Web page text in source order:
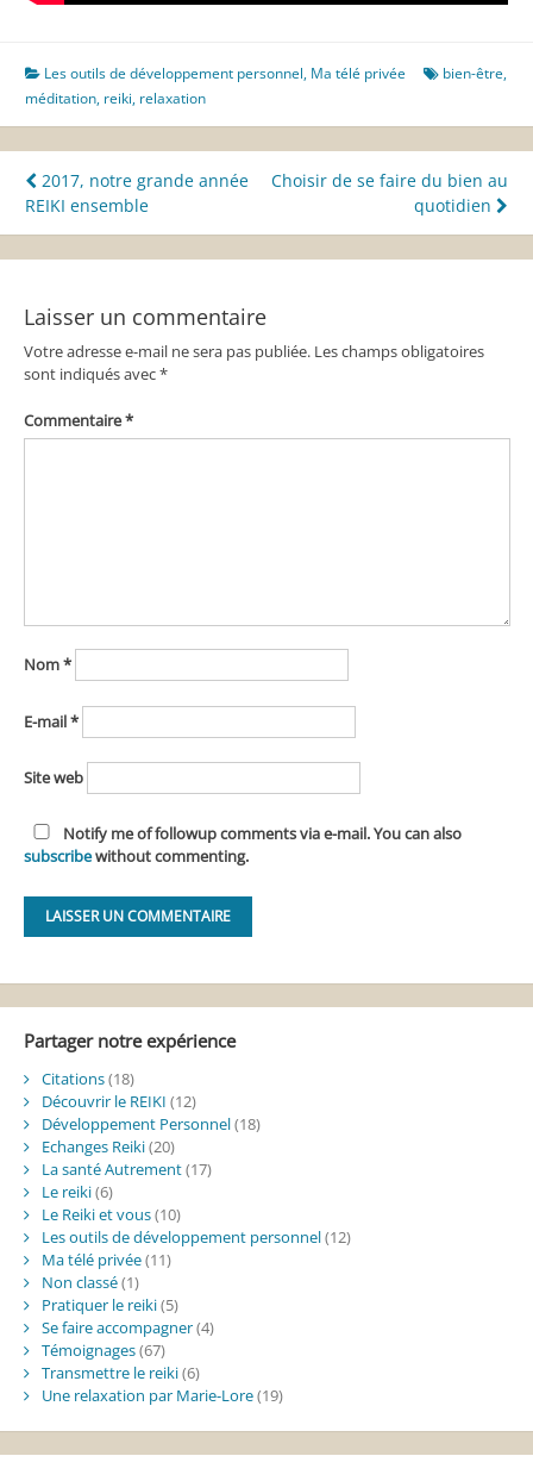
Les outils de développement personnel, Ma télé privée bien-être,
méditation, reiki, relaxation
Navigation
de
l’article
2017, notre grande année
REIKI ensemble
Choisir de se faire du bien au
quotidien
Laisser un commentaire
Votre adresse e-mail ne sera pas publiée. Les champs obligatoires
sont indiqués avec*
Commentaire*
Nom*
E-mail*
Site web
Notify me of followup comments via e-mail. You can also
subscribewithout commenting.
Partager notre expérience
Citations(18)
Découvrir le REIKI (12)
Développement Personnel(18)
Echanges Reiki(20)
La santé Autrement(17)
Le reiki(6)
Le Reiki et vous(10)
Les outils de développement personnel(12)
Ma télé privée(11)
Non classé(1)
Pratiquer le reiki(5)
Se faire accompagner(4)
Témoignages(67)
Transmettre le reiki(6)
Une relaxation par Marie-Lore(19)